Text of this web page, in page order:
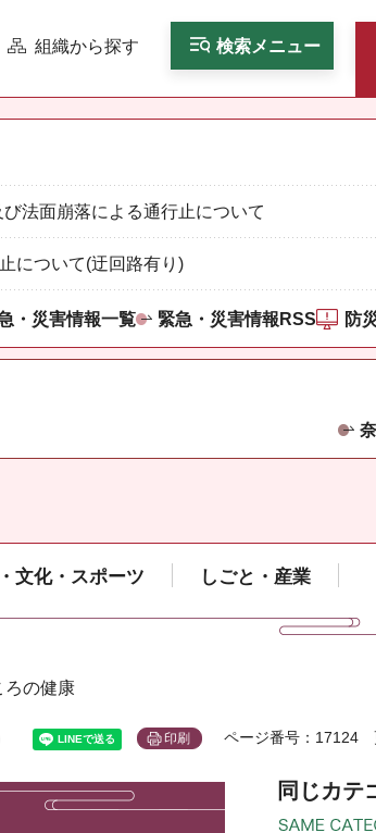
組織から探す 検索メニュー
法面崩落による通行止について
について(迂回路有り)
・災害情報一覧 緊急・災害情報RSS 防
文化・スポーツ しごと・産業
ろの健康
印刷 ページ番号：17124
同じカテ